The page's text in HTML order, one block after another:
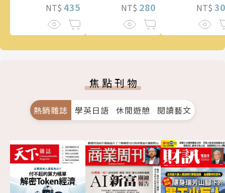
蝠》系列重磅新
NT$ 435 NT$ 280 NT$
焦點刊物
熱銷雜誌 學英日語 休閒遊憩 閱讀藝文